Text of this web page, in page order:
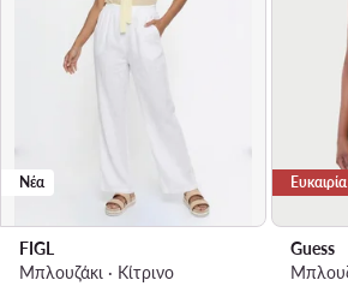
Νέα
FIGL
Μπλουζάκι · Κίτρινο
Ευκαιρία
Guess